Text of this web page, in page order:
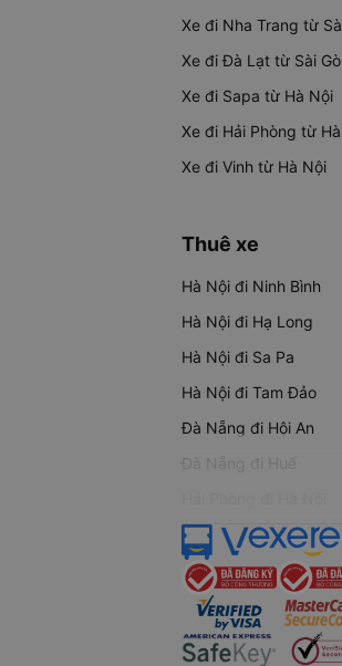
Xe đi Nha Trang từ
Xe đi Đà Lạt từ Sài
Xe đi Sapa từ Hà Nội
Xe đi Hải Phòng từ
Xe đi Vinh từ Hà Nội
Thuê xe
Hà Nội đi Ninh Bình
Hà Nội đi Hạ Long
Hà Nội đi Sa Pa
Hà Nội đi Tam Đảo
Đà Nẵng đi Hội An
Đà Nẵng đi Huế